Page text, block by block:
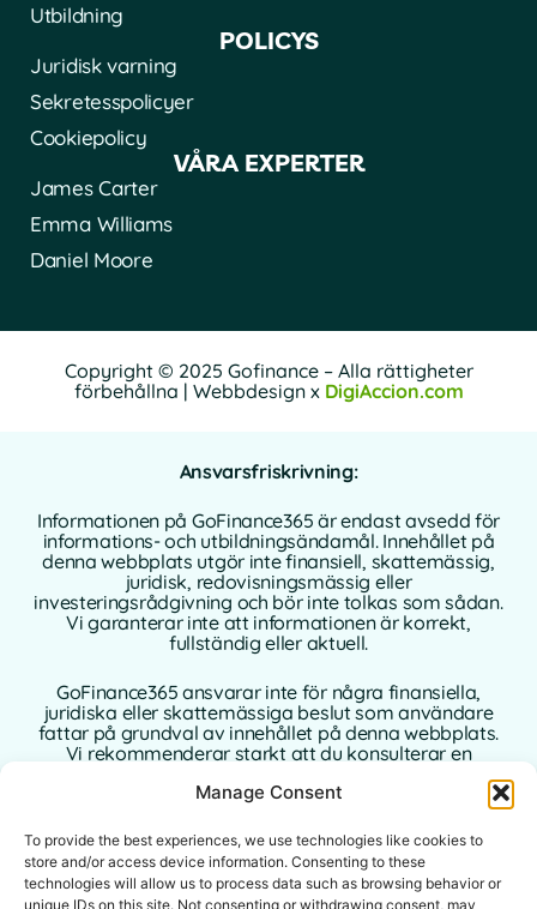
Manage Consent
To provide the best experiences, we use technologies like cookies to
store and/or access device information. Consenting to these
technologies will allow us to process data such as browsing behavior or
unique IDs on this site. Not consenting or withdrawing consent, may
Utbildning
POLICYS
Juridisk varning
Sekretesspolicyer
Cookiepolicy
VÅRA EXPERTER
James Carter
Emma Williams
Daniel Moore
Copyright © 2025 Gofinance – Alla rättigheter
förbehållna | Webbdesign x DigiAccion.com
Ansvarsfriskrivning:
Informationen på GoFinance365 är endast avsedd för
informations- och utbildningsändamål. Innehållet på
denna webbplats utgör inte finansiell, skattemässig,
juridisk, redovisningsmässig eller
investeringsrådgivning och bör inte tolkas som sådan.
Vi garanterar inte att informationen är korrekt,
fullständig eller aktuell.
GoFinance365 ansvarar inte för några finansiella,
juridiska eller skattemässiga beslut som användare
fattar på grundval av innehållet på denna webbplats.
Vi rekommenderar starkt att du konsulterar en
ditt hemland innan du fattar några beslut som rör dina
Användning av denna webbplats innebär att du
accepterar denna ansvarsfriskrivning i sin helhet.
Varken GoFinance365 eller dess författare eller